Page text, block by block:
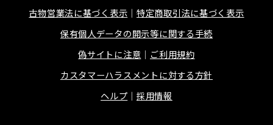
古物営業法に基づく表示
特定商取引法に基づく表示
保有個人データの開示等に関する手続
偽サイトに注意
ご利用規約
カスタマーハラスメントに対する方針
ヘルプ
採用情報